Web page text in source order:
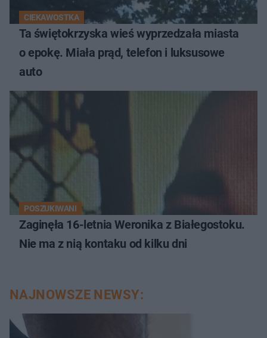
CIEKAWOSTKA
Ta świętokrzyska wieś wyprzedzała miasta
o epokę. Miała prąd, telefon i luksusowe
auto
POSZUKIWANI
Zaginęła 16-letnia Weronika z Białegostoku.
Nie ma z nią kontaku od kilku dni
NAJNOWSZE NEWSY: